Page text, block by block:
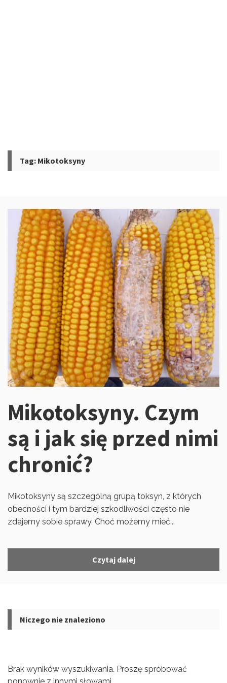
Tag: Mikotoksyny
Mikotoksyny. Czym
są i jak się przed nimi
chronić?
Mikotoksyny są szczególną grupą toksyn, z których
obecności i tym bardziej szkodliwości często nie
zdajemy sobie sprawy. Choć możemy mieć...
Czytaj dalej
Niczego nie znaleziono
Brak wyników wyszukiwania. Proszę spróbować